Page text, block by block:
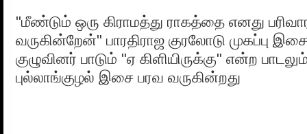
"மீண்டும் ஒரு கிராமத்து ராகத்தை எனது
வருகின்றேன்" பாரதிராஜ குரலோடு முகப்பு
குழுவினர் பாடும் "ஏ கிளியிருக்கு" என்ற
புல்லாங்குழல் இசை பரவ வருகின்றது